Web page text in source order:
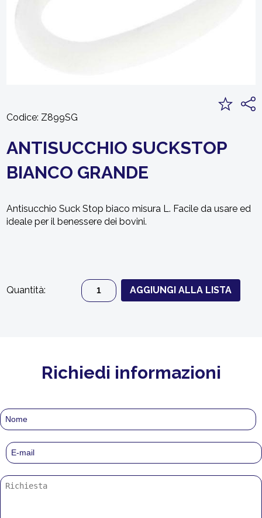
Codice: Z899SG
ANTISUCCHIO SUCKSTOP
BIANCO GRANDE
Antisucchio Suck Stop biaco misura L. Facile da usare ed
ideale per il benessere dei bovini.
Quantità: AGGIUNGI ALLA LISTA
Richiedi informazioni